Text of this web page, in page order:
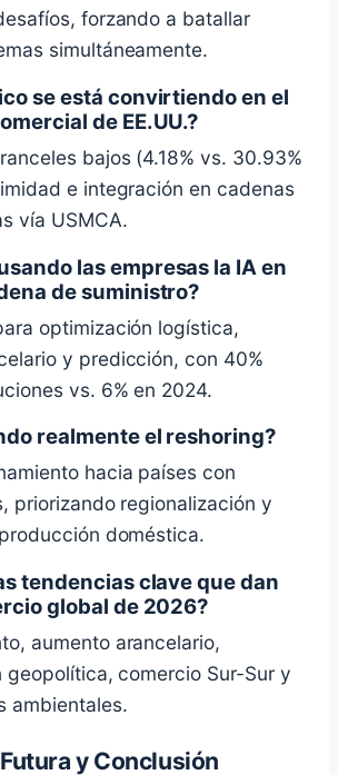
forzando a batallar
simultáneamente.
se está convirtiendo en el
de EE.UU.?
bajos (4.18% vs. 30.93%
e integración en cadenas
vía USMCA.
las empresas la IA en
de suministro?
optimización logística,
y predicción, con 40%
vs. 6% en 2024.
realmente el reshoring?
hacia países con
priorizando regionalización y
doméstica.
tendencias clave que dan
global de 2026?
aumento arancelario,
geopolítica, comercio Sur-Sur y
ambientales.
y Conclusión